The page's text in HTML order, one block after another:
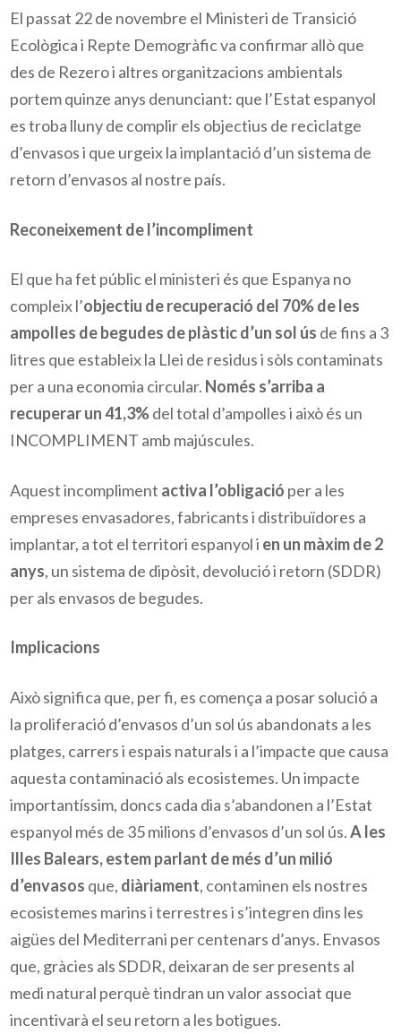
El passat 22 de novembre el Ministeri de Transició
Ecològica i Repte Demogràfic va confirmar allò que
des de Rezero i altres organitzacions ambientals
portem quinze anys denunciant: que l’Estat espanyol
es troba lluny de complir els objectius de reciclatge
d’envasos i que urgeix la implantació d’un sistema de
retorn d’envasos al nostre país.
Reconeixement de l’incompliment
El que ha fet públic el ministeri és que Espanya no
compleix l’objectiu de recuperació del 70% de les
ampolles de begudes de plàstic d’un sol ús de fins a 3
litres que estableix la Llei de residus i sòls contaminats
per a una economia circular. Només s’arriba a
recuperar un 41,3%del total d’ampolles i això és un
INCOMPLIMENT amb majúscules.
Aquest incompliment activa l’obligació per a les
empreses envasadores, fabricants i distribuïdores a
implantar, a tot el territori espanyol i en un màxim de 2
anys, un sistema de dipòsit, devolució i retorn (SDDR)
per als envasos de begudes.
Implicacions
Això significa que, per fi, es comença a posar solució a
la proliferació d’envasos d’un sol ús abandonats a les
platges, carrers i espais naturals i a l’impacte que causa
aquesta contaminació als ecosistemes. Un impacte
importantíssim, doncs cada dia s’abandonen a l’Estat
espanyol més de 35 milions d’envasos d’un sol ús.A les
Illes Balears, estem parlant de més d’un milió
d’envasos que, diàriament, contaminen els nostres
ecosistemes marins i terrestres i s’integren dins les
aigües del Mediterrani per centenars d’anys. Envasos
que, gràcies als SDDR, deixaran de ser presents al
medi natural perquè tindran un valor associat que
incentivarà el seu retorn a les botigues.